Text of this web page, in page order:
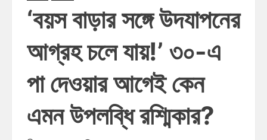
‘বয়স বাড়ার সঙ্গে উদযাপনের
আগ্রহ চলে যায়!’ ৩০-এ
পা দেওয়ার আগেই কেন
এমন উপলব্ধি রশ্মিকার?